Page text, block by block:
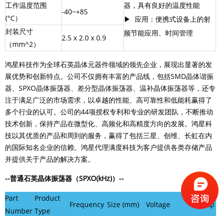
器，具有良好的温度性能
▶ 应用：便携式设备上的射
频节能应用、时间管理
工作温度范围
(°C）
-40~+85
封装尺寸
（mm^2）
2.5 x 2.0 x 0.9
鸿星科技作为全球石英晶体元器件领域的领先企业，展现出显著的发
展优势和创新特点。公司不仅拥有丰富的产品线，包括SMD晶体谐振
器、SPXO晶体振荡器、差分型晶体振荡器、温补晶体振荡器等，还专
注于满足广泛的市场需求，以卓越的性能、高可靠性和低能耗赢得了
多个行业的认可。公司的44项授权专利和专业的研发团队，不断推动
技术创新，保持产品在微型化、高频化和高精度方向的发展。鸿星科
技以其优质的产品和周到的服务，赢得了包括三星、创维、长虹在内
的国际知名企业的信赖。鸿星代理满度科技为客户提供各类存储产品
并提供关于产品的解决方案。
--普通石英晶体振荡器（SPXO(kHz)）--
Part
Number
Product
Type
Frequency Size (mm) Voltage Temp